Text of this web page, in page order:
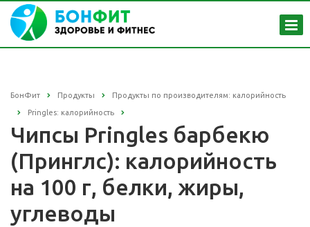
БонФит Продукты Продукты по производителям: калорийность
Pringles: калорийность
Чипсы Pringles барбекю
(Принглс): калорийность
на 100 г, белки, жиры,
углеводы